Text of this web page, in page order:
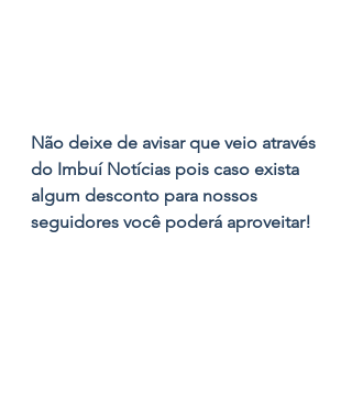
Não deixe de avisar que veio através
do Imbuí Notícias pois caso exista
algum desconto para nossos
seguidores você poderá aproveitar!